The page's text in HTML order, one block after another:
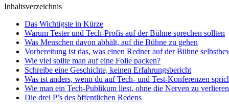
Inhaltsverzeichnis
Das Wichtigste in Kürze
Warum Tester und Tech-Profis auf der Bühne sprechen sollten
Was Menschen davon abhält, auf die Bühne zu gehen
Vorbereitung ist das, was einen Redner auf der Bühne
Wie viel sollte man auf eine Folie packen?
Schreibe eine Geschichte, keinen Erfahrungsbericht
Was ist anders, wenn du auf Tech- und Test-Konferenzen
Wie man ein Tech-Publikum liest, ohne die Nerven zu verlieren
Die drei P’s des öffentlichen Redens